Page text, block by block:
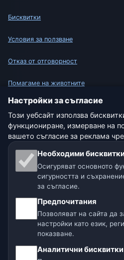
Бисквитки
Условия за ползване
Отказ от отговорност
Помагаме на животните
Карта на сайта
Настройки
Нашите метео
🇨🇿 Чехия
🇩🇪🇦🇹🇨🇭 Германия /
🌎 Латинска
🇮🇳 Южна и
Настройки за съгласие
Този уебсайт използва
функциониране, измерване на
вашето съгласие за реклама
Необходими бисквитки
Осигуряват основното
сигурността и
за съгласие.
Предпочитания
Позволяват на сайта да
настройки като език,
показване.
Аналитични бисквитки